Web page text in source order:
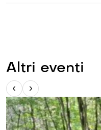
Altri eventi